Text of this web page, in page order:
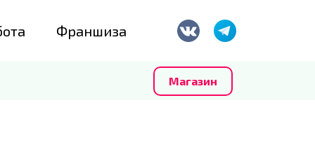
Франшиза
Магазин